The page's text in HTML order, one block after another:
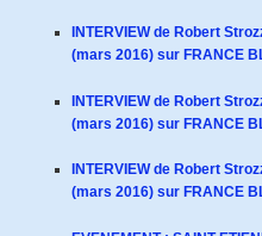
INTERVIEW de Robert
(mars 2016) sur FRANCE
INTERVIEW de Robert
(mars 2016) sur FRANCE
INTERVIEW de Robert
(mars 2016) sur FRANCE